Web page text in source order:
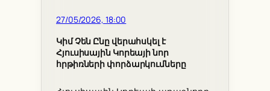
27/05/2026, 18:00
Կիմ Չեն Ընը վերահսկել է
Հյուսիսային Կորեայի նոր
հրթիռների փորձարկումները